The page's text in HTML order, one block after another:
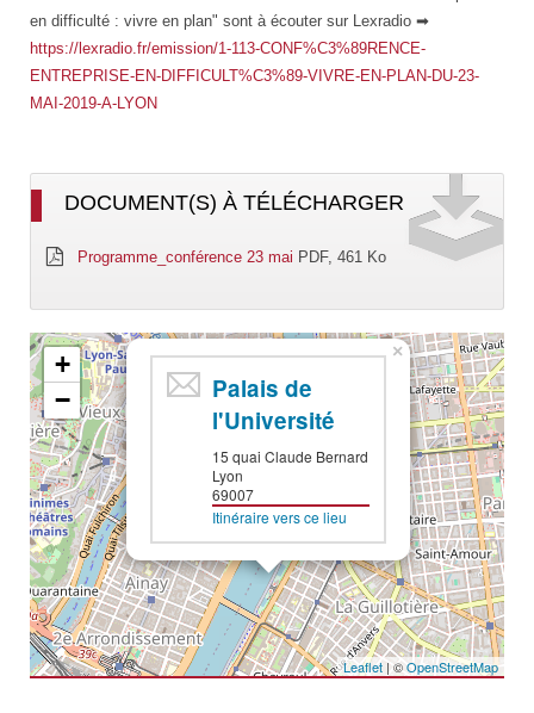
en difficulté : vivre en plan" sont à écouter sur Lexradio ➡
https://lexradio.fr/emission/1-113-CONF%C3%89RENCE-
ENTREPRISE-EN-DIFFICULT%C3%89-VIVRE-EN-PLAN-DU-23-
MAI-2019-A-LYON
DOCUMENT(S) À TÉLÉCHARGER
Programme_conférence 23 mai PDF, 461 Ko
Palais de
l'Université
15 quai Claude Bernard
Lyon
69007
Itinéraire vers ce lieu
×
+
−
Leaflet| ©OpenStreetMap